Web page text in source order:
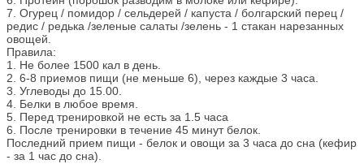
7. Огурец / помидор / сельдерей / капуста / болгарский перец /
редис / редька /зеленые салаты /зелень - 1 стакан нарезанных
овощей.
Правила:
1. Не более 1500 кал в день.
2. 6-8 приемов пищи (не меньше 6), через каждые 3 часа.
3. Углеводы до 15.00.
4. Белки в любое время.
5. Перед тренировкой не есть за 1.5 часа
6. После тренировки в течение 45 минут белок.
Последний прием пищи - белок и овощи за 3 часа до сна (кефир
- за 1 час до сна).